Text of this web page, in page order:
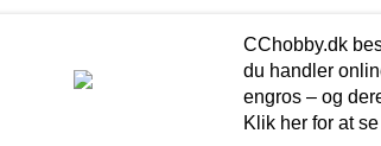
CChobby.dk
du handler
engros – og
Klik her for at